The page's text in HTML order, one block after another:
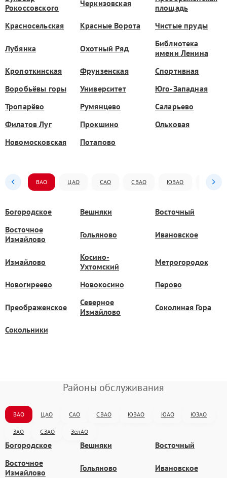
Рокоссовского
Черкизовская
площадь
Красносельская
Красные Ворота Чистые пруды
Лубянка Охотный Ряд
Библиотека
имени Ленина
Кропоткинская
Фрунзенская
Спортивная
Воробьёвы горы
Университет
Юго-Западная
Тропарёво
Румянцево
Саларьево
Филатов Луг
Прокшино
Ольховая
Новомосковская
Потапово
ВАО ЦАО САО СВАО ЮВАО ЮАО
Богородское Вешняки
Восточный
Восточное
Измайлово
Гольяново Ивановское
Измайлово
Косино-
Ухтомский
Метрогородок
Новогиреево Новокосино Перово
Преображенское
Северное
Измайлово
Соколиная Гора
Сокольники
Районы обслуживания
ВАО ЦАО САО СВАО ЮВАО ЮАО ЮЗАО
ЗАО СЗАО ЗелАО
Богородское Вешняки
Восточный
Восточное
Измайлово
Гольяново Ивановское